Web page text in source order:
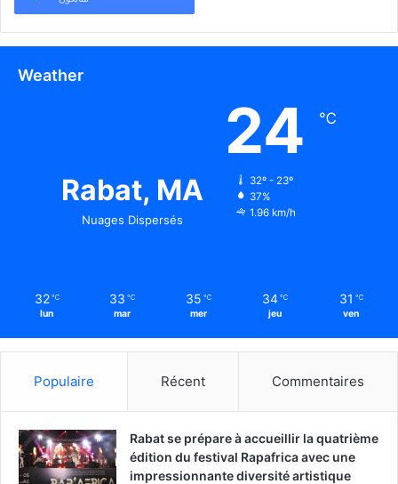
Weather
Rabat, MA
Nuages Dispersés
24 ℃
32º - 23º
37%
1.96 km/h
32 ℃
lun
33 ℃
mar
35 ℃
mer
34 ℃
jeu
31 ℃
ven
Populaire Récent Commentaires
Rabat se prépare à accueillir la quatrième
édition du festival Rapafrica avec une
impressionnante diversité artistique